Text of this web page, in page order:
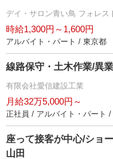
デイ・サロン青い鳥 フォレス
時給1,300円～1,600円
アルバイト・パート / 東京都
線路保守・土木作業/異
有限会社愛信建設工業
月給32万5,000円～
正社員 / アルバイト・パート
座って接客が中心/ショ
山田